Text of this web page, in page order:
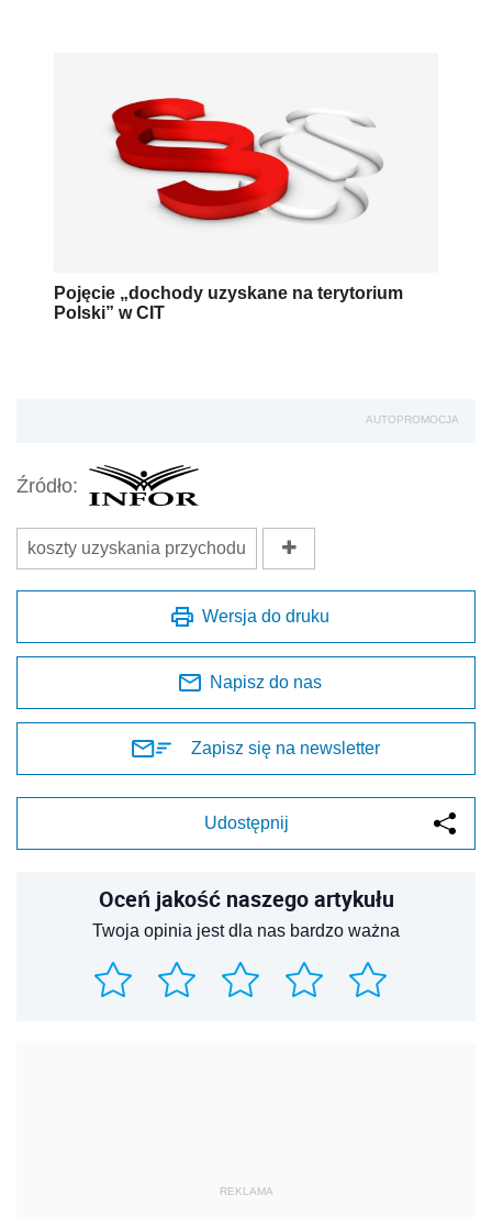
Pojęcie „dochody uzyskane na terytorium
Polski” w CIT
AUTOPROMOCJA
Źródło:
koszty uzyskania przychodu
Wersja do druku
Napisz do nas
Zapisz się na newsletter
Udostępnij
Oceń jakość naszego artykułu
Twoja opinia jest dla nas bardzo ważna
REKLAMA